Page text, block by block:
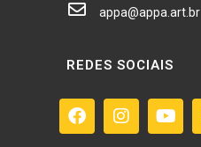
appa@appa.art.br
REDES SOCIAIS